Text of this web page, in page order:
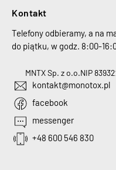
Kontakt
Telefony odbieramy, a na
do piątku, w godz. 8:00-
MNTX Sp. z o.o.NIP
kontakt@monotox.pl
facebook
messenger
+48 600 546 830